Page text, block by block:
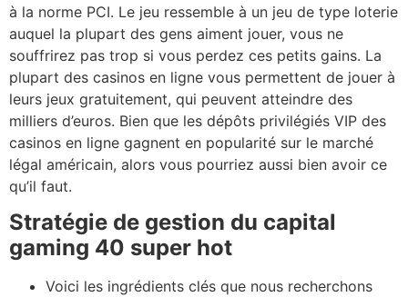
à la norme PCI. Le jeu ressemble à un jeu de type loterie
auquel la plupart des gens aiment jouer, vous ne
souffrirez pas trop si vous perdez ces petits gains. La
plupart des casinos en ligne vous permettent de jouer à
leurs jeux gratuitement, qui peuvent atteindre des
milliers d’euros. Bien que les dépôts privilégiés VIP des
casinos en ligne gagnent en popularité sur le marché
légal américain, alors vous pourriez aussi bien avoir ce
qu’il faut.
Stratégie de gestion du capital
gaming 40 super hot
Voici les ingrédients clés que nous recherchons